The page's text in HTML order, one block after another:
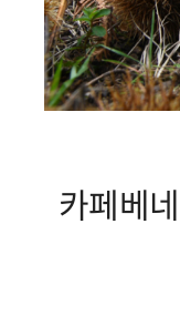
카페베